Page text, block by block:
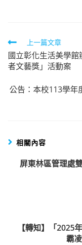
Read
more
articles
上一篇文章
國立彰化生活美學
者文藝獎」活動案
公告：本校113學年
相關內容
屏東林區管理處
【轉知】「2025
霸